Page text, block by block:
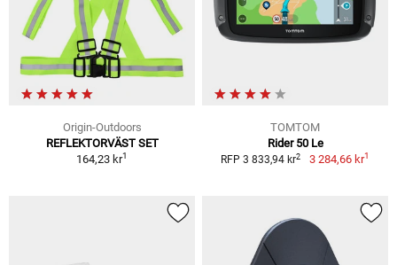
Origin-Outdoors
REFLEKTORVÄST SET
164,23 kr1
TOMTOM
Rider 50 Le
RFP 3 833,94 kr2 3 284,66 kr1